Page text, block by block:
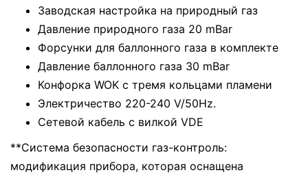
Заводская настройка на природный газ
Давление природного газа 20 mBar
Форсунки для баллонного газа в комплекте
Давление баллонного газа 30 mBar
Конфорка WOK с тремя кольцами пламени
Электричество 220-240 V/50Hz.
Сетевой кабель с вилкой VDE
**Система безопасности газ-контроль:
модификация прибора, которая оснащена